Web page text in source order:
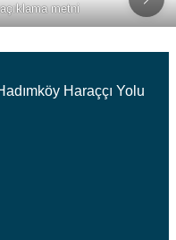
metni
Haraççı Yolu